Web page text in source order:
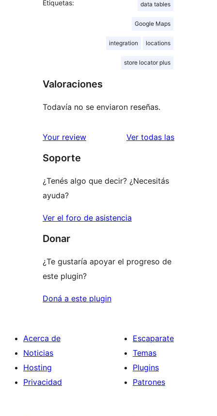
Etiquetas: data tables
Google Maps
integration locations
store locator plus
Valoraciones
Todavía no se enviaron reseñas.
Your review Ver todas lasreseñas
Soporte
¿Tenés algo que decir? ¿Necesitás
ayuda?
Ver el foro de asistencia
Donar
¿Te gustaría apoyar el progreso de
este plugin?
Doná a este plugin
Acerca de
Noticias
Hosting
Privacidad
Escaparate
Temas
Plugins
Patrones